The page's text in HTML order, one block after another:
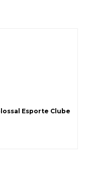
Esporte Clube